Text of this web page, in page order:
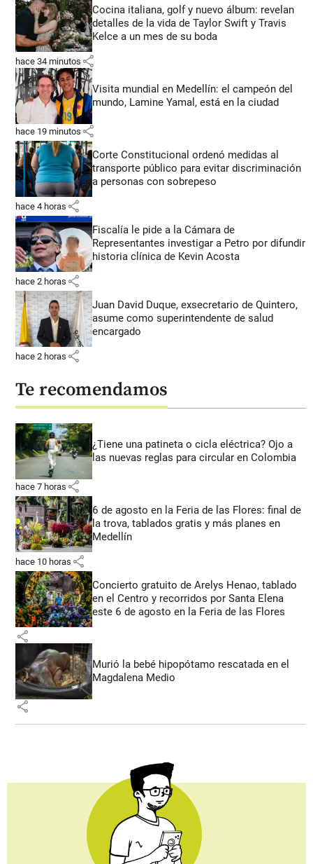
Cocina italiana, golf y nuevo álbum: revelan
detalles de la vida de Taylor Swift y Travis
Kelce a un mes de su boda
hace 34 minutos share
Visita mundial en Medellín: el campeón del
mundo, Lamine Yamal, está en la ciudad
hace 19 minutos share
Corte Constitucional ordenó medidas al
transporte público para evitar discriminación
a personas con sobrepeso
hace 4 horas share
Fiscalía le pide a la Cámara de
Representantes investigar a Petro por difundir
historia clínica de Kevin Acosta
hace 2 horas share
Juan David Duque, exsecretario de Quintero,
asume como superintendente de salud
encargado
hace 2 horas share
Te recomendamos
¿Tiene una patineta o cicla eléctrica? Ojo a
las nuevas reglas para circular en Colombia
hace 7 horas share
6 de agosto en la Feria de las Flores: final de
la trova, tablados gratis y más planes en
Medellín
hace 10 horas share
Concierto gratuito de Arelys Henao, tablado
en el Centro y recorridos por Santa Elena
este 6 de agosto en la Feria de las Flores
share
Murió la bebé hipopótamo rescatada en el
Magdalena Medio
share